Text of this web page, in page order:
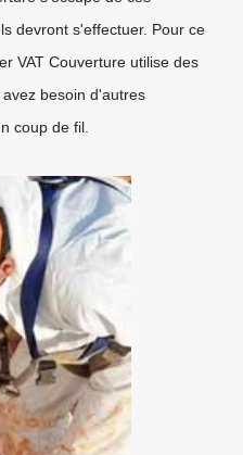
devront s'effectuer. Pour ce
VAT Couverture utilise des
besoin d'autres
coup de fil.